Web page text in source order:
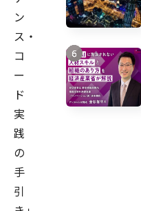
ン
ス・
コ
ー
ド
実
践
の
手
引